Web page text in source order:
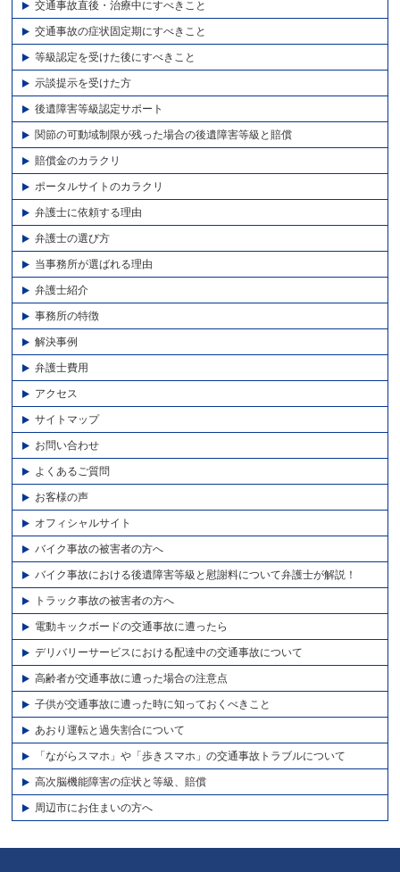
交通事故直後・治療中にすべきこと
交通事故の症状固定期にすべきこと
等級認定を受けた後にすべきこと
示談提示を受けた方
後遺障害等級認定サポート
関節の可動域制限が残った場合の後遺障害等級と賠償
賠償金のカラクリ
ポータルサイトのカラクリ
弁護士に依頼する理由
弁護士の選び方
当事務所が選ばれる理由
弁護士紹介
事務所の特徴
解決事例
弁護士費用
アクセス
サイトマップ
お問い合わせ
よくあるご質問
お客様の声
オフィシャルサイト
バイク事故の被害者の方へ
バイク事故における後遺障害等級と慰謝料について弁護士が解説！
トラック事故の被害者の方へ
電動キックボードの交通事故に遭ったら
デリバリーサービスにおける配達中の交通事故について
高齢者が交通事故に遭った場合の注意点
子供が交通事故に遭った時に知っておくべきこと
あおり運転と過失割合について
「ながらスマホ」や「歩きスマホ」の交通事故トラブルについて
高次脳機能障害の症状と等級、賠償
周辺市にお住まいの方へ